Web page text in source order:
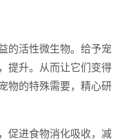
的活性微生物。给予宠
提升。从而让它们变得
物的特殊需要，精心研
促进食物消化吸收，减